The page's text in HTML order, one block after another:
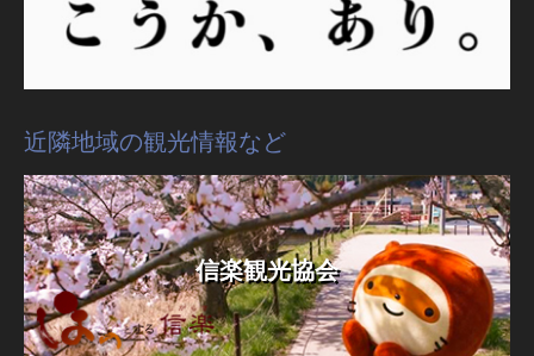
近隣地域の観光情報など
信楽観光協会